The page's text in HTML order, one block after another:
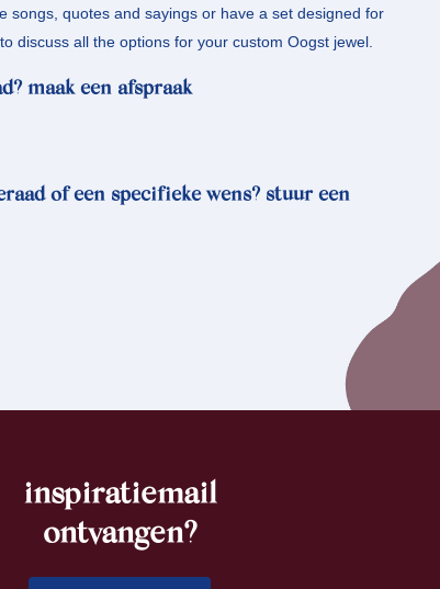
songs, quotes and sayings or have a set designed for
discuss all the options for your custom Oogst jewel.
maak een afspraak
of een specifieke wens? stuur een
inspiratiemail
ontvangen?